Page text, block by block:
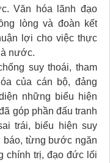
Văn hóa lãnh đạo
lòng và đoàn kết
lợi cho việc thực
nước.
suy thoái, tham
của cán bộ, đảng
những biểu hiện
góp phần đấu tranh
trái, biểu hiện suy
báo, từng bước ngăn
chính trị, đạo đức lối